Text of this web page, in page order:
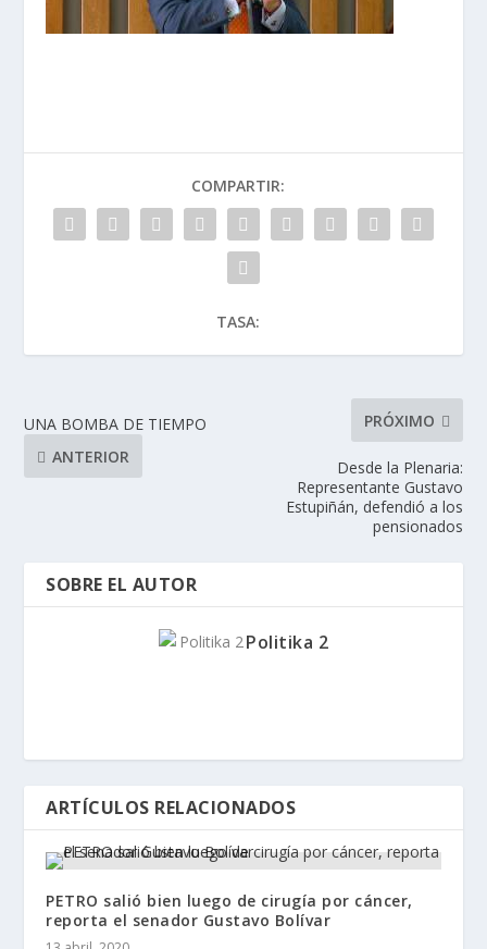
COMPARTIR:
TASA:
UNA BOMBA DE TIEMPO
ANTERIOR
PRÓXIMO
Desde la Plenaria:
Representante Gustavo
Estupiñán, defendió a los
pensionados
SOBRE EL AUTOR
Politika 2
ARTÍCULOS RELACIONADOS
PETRO salió bien luego de cirugía por cáncer,
reporta el senador Gustavo Bolívar